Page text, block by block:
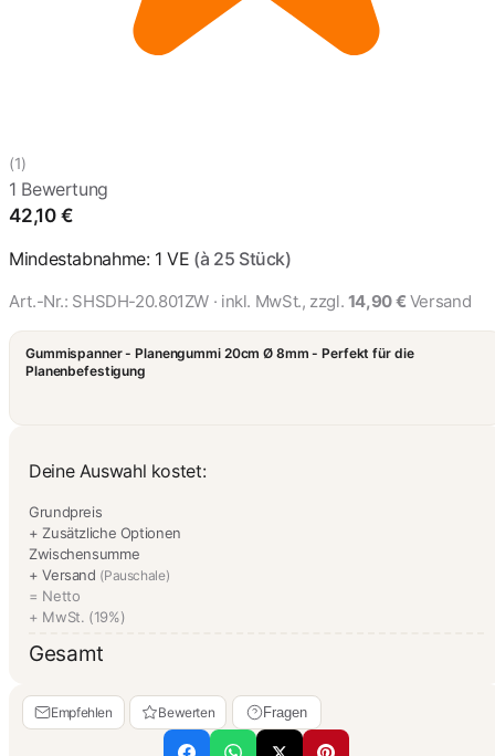
(1)
1 Bewertung
42,10 €
Mindestabnahme: 1 VE (à 25 Stück)
Art.-Nr.: SHSDH-20.801ZW · inkl. MwSt., zzgl. 14,90 € Versand
Gummispanner - Planengummi 20cm Ø 8mm - Perfekt für die
Planenbefestigung
Deine Auswahl kostet:
Grundpreis
+ Zusätzliche Optionen
Zwischensumme
+ Versand (Pauschale)
= Netto
+ MwSt. (19%)
Gesamt
Empfehlen Bewerten Fragen